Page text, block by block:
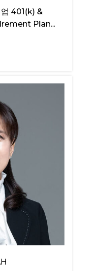
업 401(k) &
Plan...